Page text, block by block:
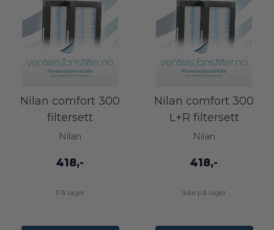
Nilan comfort 300
filtersett
Nilan
418,-
På lager
Nilan comfort 300
L+R filtersett
Nilan
418,-
Ikke på lager